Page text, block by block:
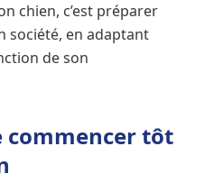
chien, c’est préparer
société, en adaptant
de son
commencer tôt